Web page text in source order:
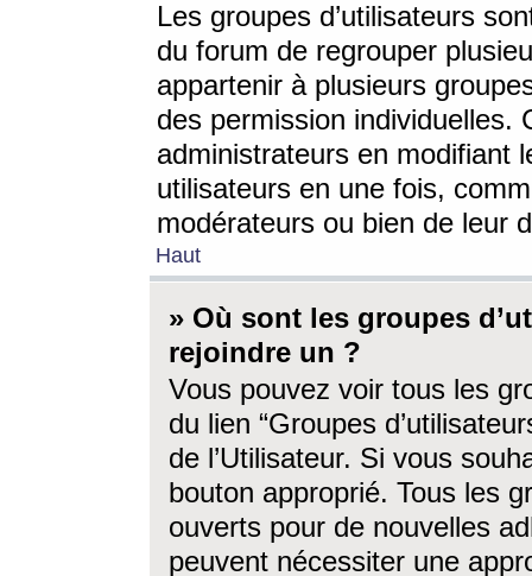
Les groupes d’utilisateurs
du forum de regrouper
appartenir à plusieurs
des permission individuelles.
administrateurs en modifiant
utilisateurs en une fois,
modérateurs ou bien de leur
Haut
» Où sont les groupes
rejoindre un ?
Vous pouvez voir tous les
du lien “Groupes
de l’Utilisateur. Si vous
bouton approprié. Tous les
ouverts pour de nouvelles
peuvent nécessiter une